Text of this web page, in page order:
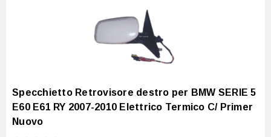
Specchietto Retrovisore destro per BMW SERIE 5
E60 E61 RY 2007-2010 Elettrico Termico C/ Primer
Nuovo